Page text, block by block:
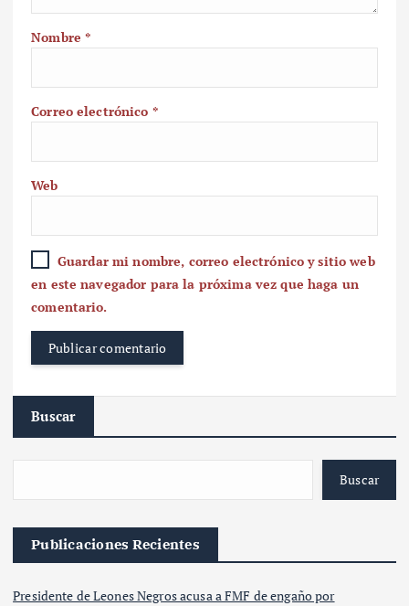
Nombre*
Correo electrónico *
Web
Guardar mi nombre, correo electrónico y sitio web
en este navegador para la próxima vez que haga un
comentario.
Buscar
Buscar
Publicaciones Recientes
Presidente de Leones Negros acusa a FMF de engaño por